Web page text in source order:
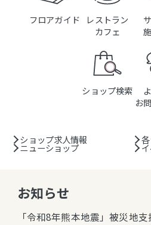
フロアガイド
レストラン
カフェ
ショップ検索
お
ショップ求人情報
ニューショップ
お知らせ
「令和8年熊本地震」被災地